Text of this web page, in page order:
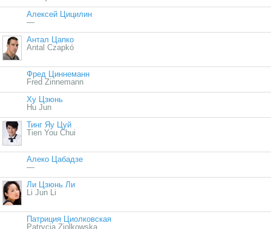
Алексей Цицилин
—
Антал Цапко
Antal Czapkó
Фред Циннеманн
Fred Zinnemann
Ху Цзюнь
Hu Jun
Тинг Яу Цуй
Tien You Chui
Алеко Цабадзе
—
Ли Цзюнь Ли
Li Jun Li
Патриция Циолковская
Patrycia Ziolkowska